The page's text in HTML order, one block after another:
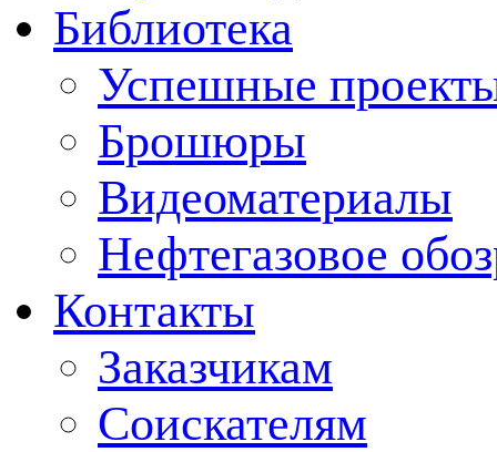
Библиотека
Успешные
Брошюры
Видеоматериалы
Нефтегазовое
Контакты
Заказчикам
Соискателям